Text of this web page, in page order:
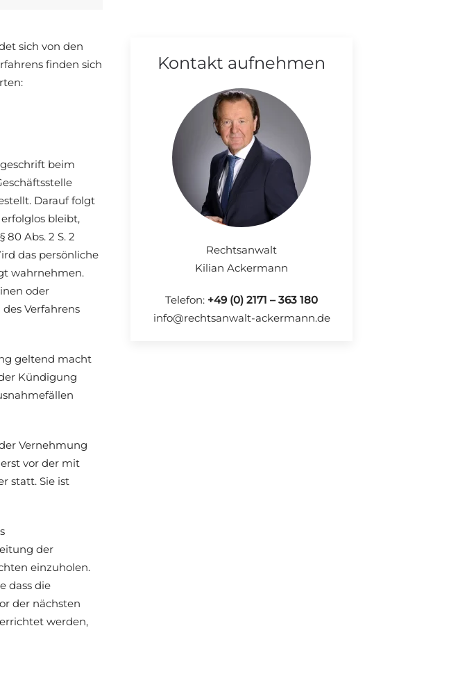
sich von den
finden sich
beim
Darauf folgt
bleibt,
Abs. 2 S. 2
das persönliche
wahrnehmen.
oder
Verfahrens
geltend macht
Kündigung
Vernehmung
vor der mit
statt. Sie ist
der
einzuholen.
dass die
der nächsten
werden,
Kontakt aufnehmen
Rechtsanwalt
Kilian Ackermann
Telefon: +49 (0) 2171 – 363 180
info@rechtsanwalt-ackermann.de